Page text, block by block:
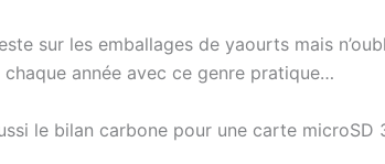
sur les emballages de yaourts mais
année avec ce genre pratique…
le bilan carbone pour une carte microSD